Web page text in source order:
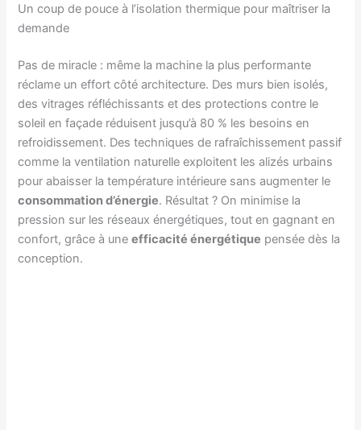
Un coup de pouce à l’isolation thermique pour maîtriser la
demande
Pas de miracle : même la machine la plus performante
réclame un effort côté architecture. Des murs bien isolés,
des vitrages réfléchissants et des protections contre le
soleil en façade réduisent jusqu’à 80 % les besoins en
refroidissement. Des techniques de rafraîchissement passif
comme la ventilation naturelle exploitent les alizés urbains
pour abaisser la température intérieure sans augmenter le
consommation d’énergie. Résultat ? On minimise la
pression sur les réseaux énergétiques, tout en gagnant en
confort, grâce à uneefficacité énergétique pensée dès la
conception.